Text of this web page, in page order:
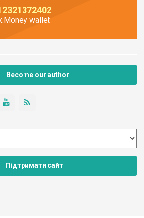
wallet
Become our author
Підтримати сайт